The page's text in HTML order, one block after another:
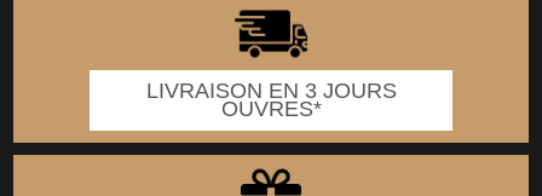
LIVRAISON EN 3 JOURS
OUVRES*